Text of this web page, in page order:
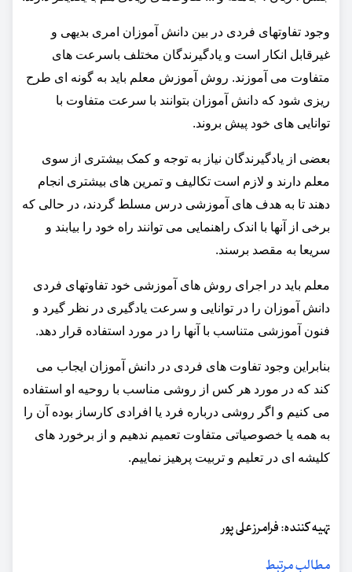
وجود تفاوتهای فردی در بین دانش آموزان امری بدیهی و
غیرقابل انکار است و یادگیرندگان مختلف باسرعت های
متفاوت می آموزند. روش آموزش معلم باید به گونه ای طرح
ریزی شود که دانش آموزان بتوانند با سرعت متفاوت با
توانایی های خود پیش بروند.
بعضی از یادگیرندگان نیاز به توجه و کمک بیشتری از سوی
معلم دارند و لازم است تکالیف و تمرین های بیشتری انجام
دهند تا به هدف های آموزشی درس مسلط گردند، در حالی که
برخی از آنها با اندک راهنمایی می توانند راه خود را بیابند و
سریعا به مقصد برسند.
معلم باید در اجرای روش های آموزشی خود تفاوتهای فردی
دانش آموزان را در توانایی و سرعت یادگیری در نظر گیرد و
فنون آموزشی متناسب با آنها را در مورد استفاده قرار دهد.
بنابراین وجود تفاوت های فردی در دانش آموزان ایجاب می
کند که در مورد هر کس از روشی مناسب با روحیه او استفاده
می کنیم و اگر روشی درباره فرد یا افرادی کارساز بوده آن را
به همه یا خصوصیاتی متفاوت تعمیم ندهیم و از برخورد های
کلیشه ای در تعلیم و تربیت پرهیز نماییم.
تهیه کننده: فرامرز علی پور
مطالب مرتبط